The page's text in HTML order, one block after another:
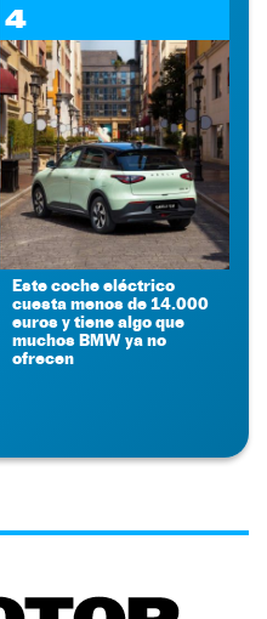
4
Este coche eléctrico
cuesta menos de 14.000
euros y tiene algo que
muchos BMW ya no
ofrecen